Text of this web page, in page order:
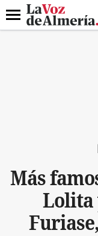
DESTACADO
Menú
Más
Lolita